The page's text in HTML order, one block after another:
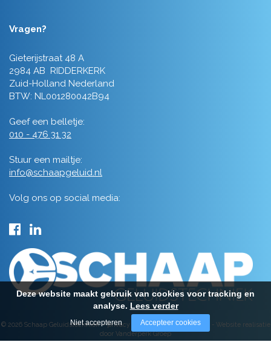
Vragen?
Gieterijstraat 48 A
2984 AB RIDDERKERK
Zuid-Holland Nederland
BTW: NL001280042B94
Geef een belletje:
010 - 476 31 32
Stuur een mailtje:
info@schaapgeluid.nl
Volg ons op social media:
© 2026 Schaap Geluidstechniek -privacy algemene voorwaarden - Website realisatie
door Vanderperk Groep
Deze website maakt gebruik van cookies voor tracking en
analyse. Lees verder
Niet accepteren Accepteer cookies